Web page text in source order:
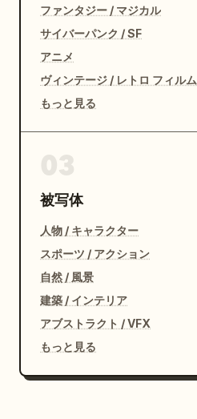
ファンタジー / マジカル
サイバーパンク / SF
アニメ
ヴィンテージ / レトロ フィルム
もっと見る
被写体
人物 / キャラクター
スポーツ / アクション
自然 / 風景
建築 / インテリア
アブストラクト / VFX
もっと見る